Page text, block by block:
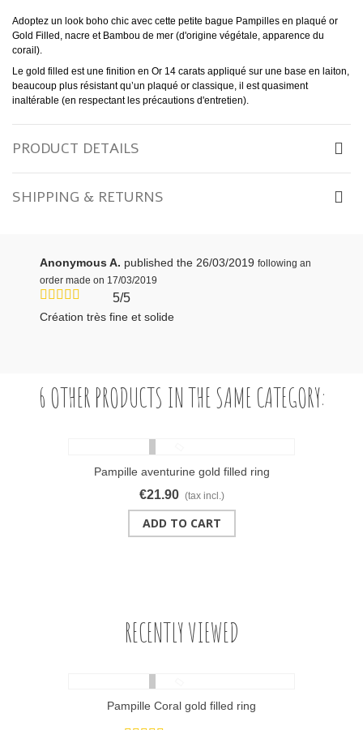
Adoptez un look boho chic avec cette petite bague Pampilles en plaqué or
Gold Filled, nacre et Bambou de mer (d'origine végétale, apparence du
corail).
Le gold filled est une finition en Or 14 carats appliqué sur une base en laiton,
beaucoup plus résistant qu’un plaqué or classique, il est quasiment
inaltérable (en respectant les précautions d'entretien).
PRODUCT DETAILS
SHIPPING & RETURNS
Anonymous A. published the 26/03/2019 following an
order made on 17/03/2019
5/5
Création très fine et solide
6 OTHER PRODUCTS IN THE SAME CATEGORY:
Pampille aventurine gold filled ring
€21.90 (tax incl.)
ADD TO CART
RECENTLY VIEWED
Pampille Coral gold filled ring